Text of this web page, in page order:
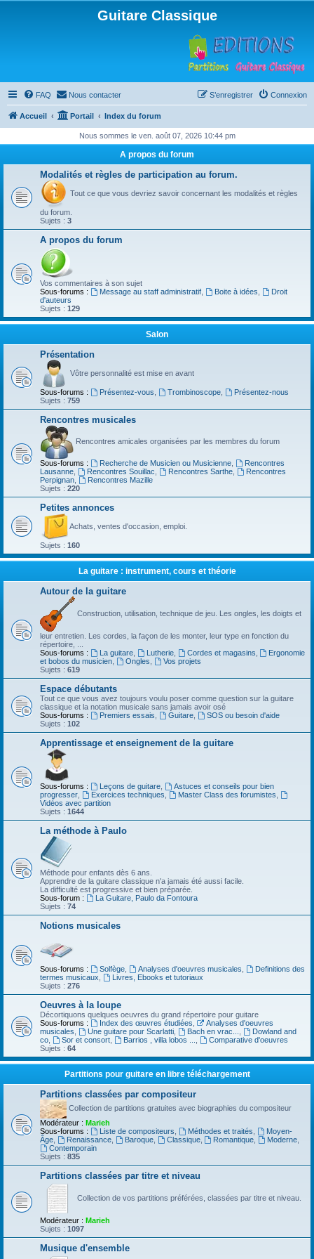
Guitare Classique
FAQ Nous contacter Connexion
S’enregistrer
Accueil Portail Index du forum
Nous sommes le ven. août 07, 2026 10:44 pm
A propos du forum
Modalités et règles de participation au forum.
Tout ce que vous devriez savoir concernant les modalités et règles
du forum.
Sujets : 3
A propos du forum
Vos commentaires à son sujet
Sous-forums :
Message au staff administratif, Boite à idées
Droit
d'auteurs
Sujets : 129
Salon
Présentation
Vôtre personnalité est mise en avant
Sous-forums : Présentez-vous Trombinoscope,
Présentez-nous
Sujets : 759
Rencontres musicales
Rencontres amicales organisées par les membres du forum
Sous-forums : Recherche de Musicien ou Musicienne,
Rencontres
Lausanne
Rencontres Souillac Rencontres Sarthe,
Rencontres
Perpignan
Rencontres Mazille
Sujets : 220
Petites annonces
Achats, ventes d'occasion, emploi.
Sujets : 160
La guitare : instrument, cours et théorie
Autour de la guitare
Construction, utilisation, technique de jeu. Les ongles, les doigts et
leur entretien. Les cordes, la façon de les monter, leur type en fonction du
répertoire, ...
Sous-forums :
La guitare, Lutherie, Cordes et magasins
Ergonomie
et bobos du musicien
Ongles
Vos projets
Sujets : 619
Espace débutants
Tout ce que vous avez toujours voulu poser comme question sur la guitare
classique et la notation musicale sans jamais avoir osé
Sous-forums :
Premiers essais Guitare,
SOS ou besoin d'aide
Sujets : 102
Apprentissage et enseignement de la guitare
Sous-forums : Leçons de guitare,
Astuces et conseils pour bien
progresser
Exercices techniques Master Class des forumistes
Vidéos avec partition
Sujets : 1644
La méthode à Paulo
Méthode pour enfants dès 6 ans.
Apprendre de la guitare classique n'a jamais été aussi facile.
La difficulté est progressive et bien préparée.
Sous-forum :
La Guitare, Paulo da Fontoura
Sujets : 74
Notions musicales
Sous-forums : Solfège, Analyses d'oeuvres musicales
Definitions des
termes musicaux
Livres, Ebooks et tutoriaux
Sujets : 276
Oeuvres à la loupe
Décortiquons quelques oeuvres du grand répertoire pour guitare
Sous-forums :
Index des œuvres étudiées
Analyses d'oeuvres
musicales
Une guitare pour Scarlatti, Bach en vrac...
Dowland and
co
Sor et consort, Barrios , villa lobos ...
Comparative d'oeuvres
Sujets : 64
Partitions pour guitare en libre téléchargement
Partitions classées par compositeur
Collection de partitions gratuites avec biographies du compositeur
Modérateur : Marieh
Sous-forums :
Liste de compositeurs Méthodes et traités
Moyen-
Âge
Renaissance, Baroque, Classique, Romantique Moderne
Contemporain
Sujets : 835
Partitions classées par titre et niveau
Collection de vos partitions préférées, classées par titre et niveau.
Modérateur : Marieh
Sujets : 1097
Musique d'ensemble